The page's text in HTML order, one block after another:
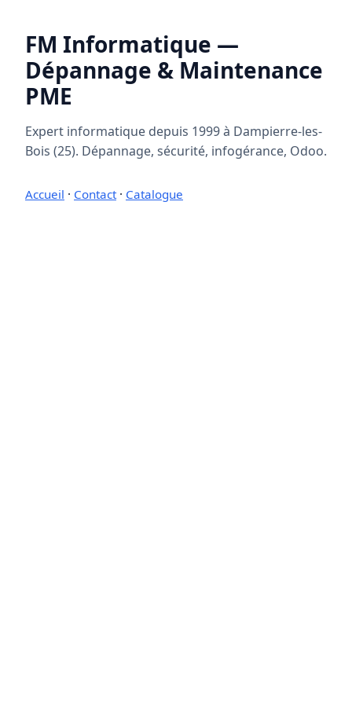
FM Informatique —
Dépannage & Maintenance
PME
Expert informatique depuis 1999 à Dampierre-les-
Bois (25). Dépannage, sécurité, infogérance, Odoo.
Accueil · Contact· Catalogue